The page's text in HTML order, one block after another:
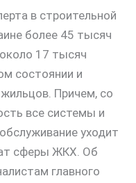
в строительной
более 45 тысяч
17 тысяч
состоянии и
Причем, со
все системы и
уходит
сферы ЖКХ. Об
главного